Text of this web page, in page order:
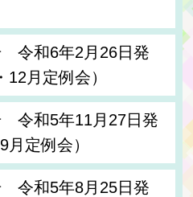
令和6年2月26日発
月定例会）
令和5年11月27日発
定例会）
令和5年8月25日発